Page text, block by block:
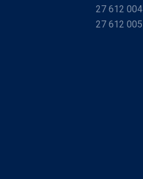
27 612 004
27 612 005